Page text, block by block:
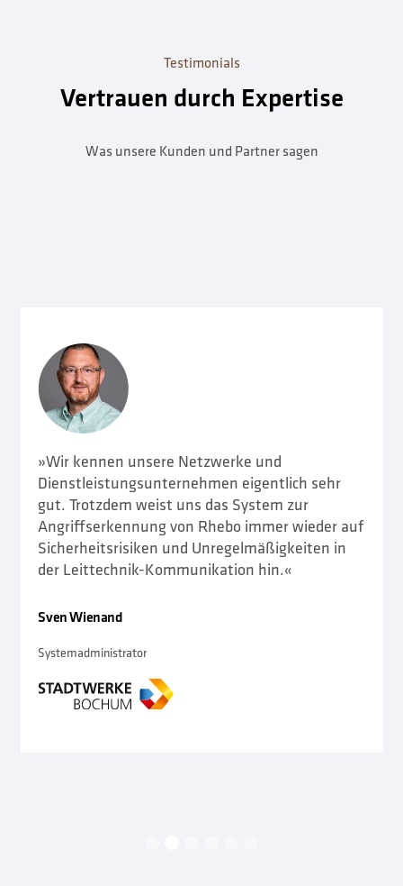
Testimonials
Vertrauen durch Expertise
Was unsere Kunden und Partner sagen
»Wir kennen unsere Netzwerke und
Dienstleistungsunternehmen eigentlich sehr
gut. Trotzdem weist uns das System zur
Angriffserkennung von Rhebo immer wieder auf
Sicherheitsrisiken und Unregelmäßigkeiten in
der Leittechnik-Kommunikation hin.«
Sven Wienand
Systemadministrator